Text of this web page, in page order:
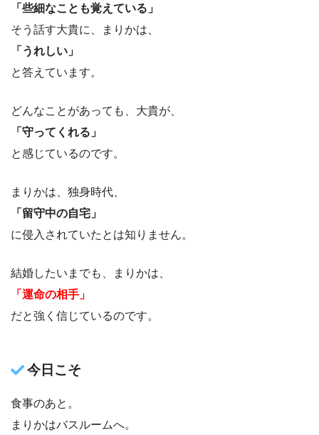
「些細なことも覚えている」
そう話す大貴に、まりかは、
「うれしい」
と答えています。
どんなことがあっても、大貴が、
「守ってくれる」
と感じているのです。
まりかは、独身時代、
「留守中の自宅」
に侵入されていたとは知りません。
結婚したいまでも、まりかは、
「運命の相手」
だと強く信じているのです。
今日こそ
食事のあと。
まりかはバスルームへ。